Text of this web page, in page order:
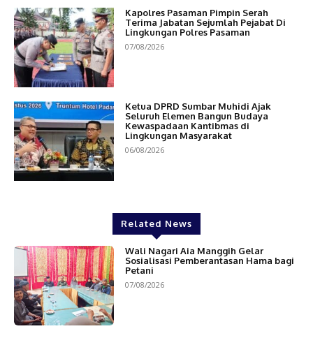
Kapolres Pasaman Pimpin Serah
Terima Jabatan Sejumlah Pejabat Di
Lingkungan Polres Pasaman
07/08/2026
Ketua DPRD Sumbar Muhidi Ajak
Seluruh Elemen Bangun Budaya
Kewaspadaan Kantibmas di
Lingkungan Masyarakat
06/08/2026
Related News
Wali Nagari Aia Manggih Gelar
Sosialisasi Pemberantasan Hama bagi
Petani
07/08/2026